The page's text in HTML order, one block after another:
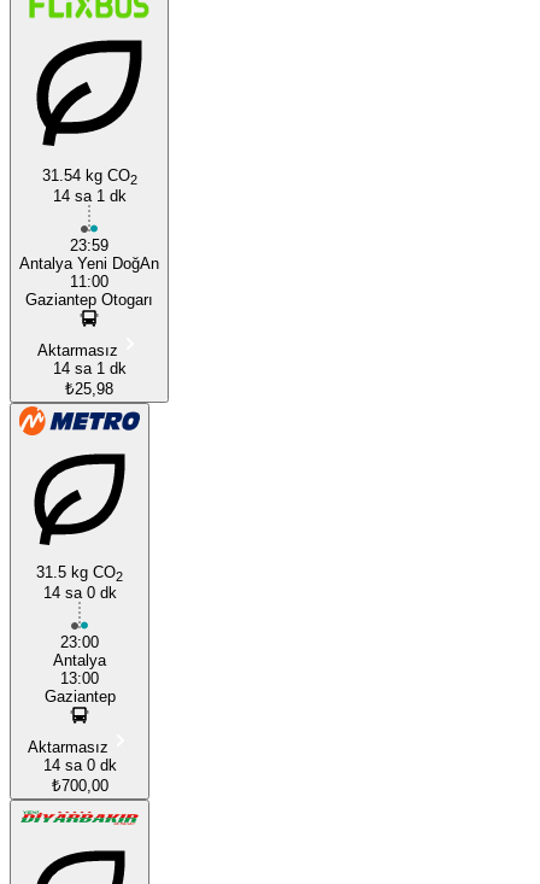
31.54 kg CO2
14 sa 1 dk
23:59
Antalya Yeni DoğAn
11:00
Gaziantep Otogarı
Aktarmasız
14 sa 1 dk
₺25,98
31.5 kg CO2
14 sa 0 dk
23:00
Antalya
13:00
Gaziantep
Aktarmasız
14 sa 0 dk
₺700,00